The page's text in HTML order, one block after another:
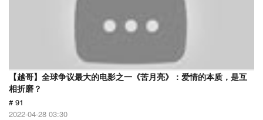
【越哥】全球争议最大的电影之一《苦月亮》：爱情的本质，是互
相折磨？
# 91
2022-04-28 03:30